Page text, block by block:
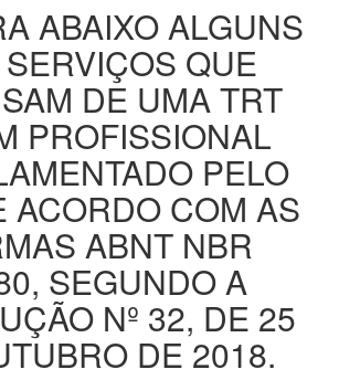
ABAIXO ALGUNS
QUE
DE UMA TRT
PROFISSIONAL
PELO
ACORDO COM AS
ABNT NBR
SEGUNDO A
Nº 32, DE 25
DE 2018.